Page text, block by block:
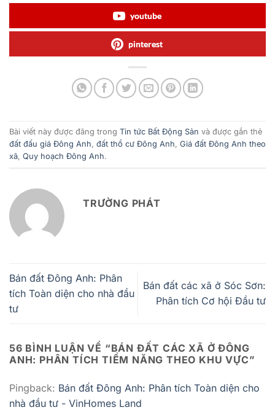
youtube
pinterest
Bài viết này được đăng trong Tin tức Bất Động Sản và được gắn thẻ
đất đấu giá Đông Anh, đất thổ cư Đông Anh, Giá đất Đông Anh theo
xã, Quy hoạch Đông Anh.
TRƯỜNG PHÁT
Bán đất Đông Anh: Phân
tích Toàn diện cho nhà đầu
tư
Bán đất các xã ở Sóc Sơn:
Phân tích Cơ hội Đầu tư
56 BÌNH LUẬN VỀ “BÁN ĐẤT CÁC XÃ Ở ĐÔNG
ANH: PHÂN TÍCH TIỀM NĂNG THEO KHU VỰC”
Pingback: Bán đất Đông Anh: Phân tích Toàn diện cho
nhà đầu tư - VinHomes Land